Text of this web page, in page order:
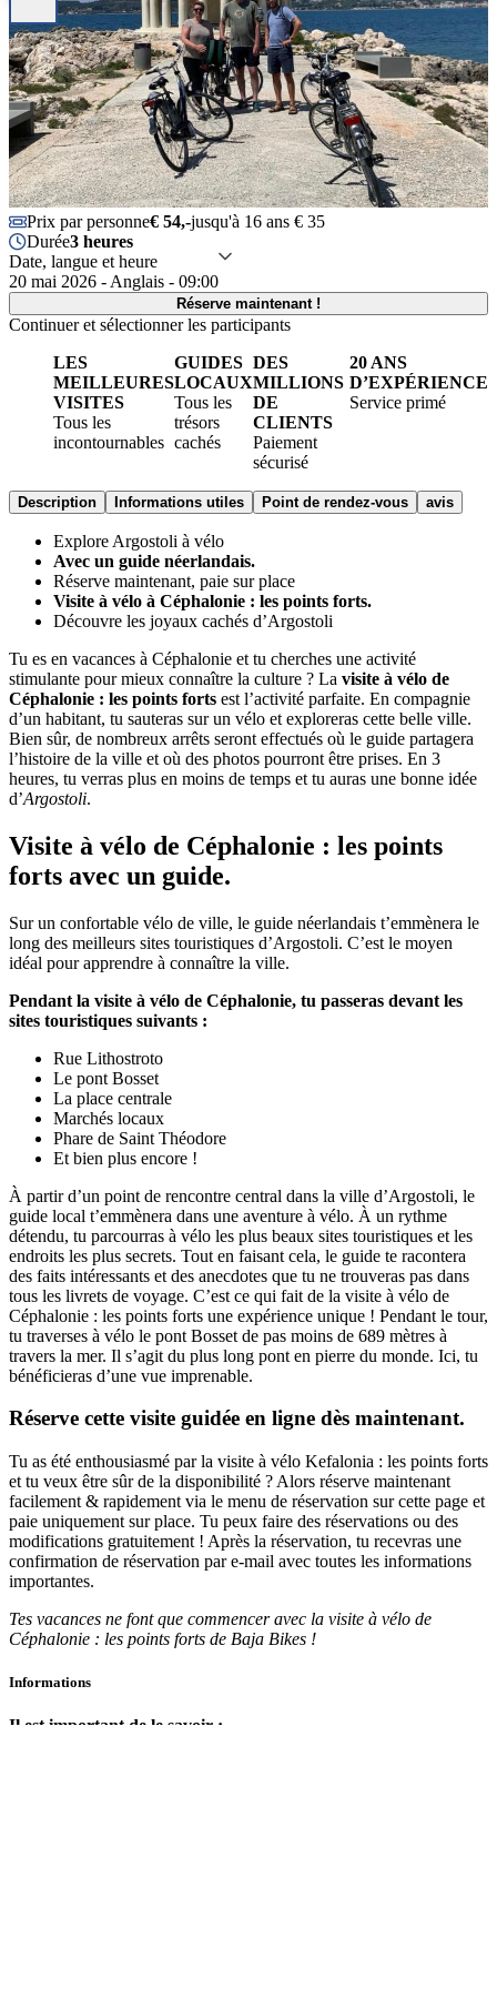
Prix par personne€ 54,-jusqu'à 16 ans € 35
Durée3 heures
Date, langue et heure
20 mai 2026 - Anglais - 09:00
Réserve maintenant !
Continuer et sélectionner les participants
LES
MEILLEURES
VISITES
Tous les
incontournables
GUIDES
LOCAUX
Tous les
trésors
cachés
DES
MILLIONS
DE
CLIENTS
Paiement
sécurisé
20 ANS
D’EXPÉRIENCE
Service primé
Description Informations utiles Point de rendez-vous avis
Explore Argostoli à vélo
Avec un guide néerlandais.
Réserve maintenant, paie sur place
Visite à vélo à Céphalonie : les points forts.
Découvre les joyaux cachés d’Argostoli
Tu es en vacances à Céphalonie et tu cherches une activité
stimulante pour mieux connaître la culture ? La visite à vélo de
Céphalonie : les points forts est l’activité parfaite. En compagnie
d’un habitant, tu sauteras sur un vélo et exploreras cette belle ville.
Bien sûr, de nombreux arrêts seront effectués où le guide partagera
l’histoire de la ville et où des photos pourront être prises. En 3
heures, tu verras plus en moins de temps et tu auras une bonne idée
d’Argostoli.
Visite à vélo de Céphalonie : les points
forts avec un guide.
Sur un confortable vélo de ville, le guide néerlandais t’emmènera le
long des meilleurs sites touristiques d’Argostoli. C’est le moyen
idéal pour apprendre à connaître la ville.
Pendant la visite à vélo de Céphalonie, tu passeras devant les
sites touristiques suivants :
Rue Lithostroto
Le pont Bosset
La place centrale
Marchés locaux
Phare de Saint Théodore
Et bien plus encore !
À partir d’un point de rencontre central dans la ville d’Argostoli, le
guide local t’emmènera dans une aventure à vélo. À un rythme
détendu, tu parcourras à vélo les plus beaux sites touristiques et les
endroits les plus secrets. Tout en faisant cela, le guide te racontera
des faits intéressants et des anecdotes que tu ne trouveras pas dans
tous les livrets de voyage. C’est ce qui fait de la visite à vélo de
Céphalonie : les points forts une expérience unique ! Pendant le tour,
tu traverses à vélo le pont Bosset de pas moins de 689 mètres à
travers la mer. Il s’agit du plus long pont en pierre du monde. Ici, tu
bénéficieras d’une vue imprenable.
Réserve cette visite guidée en ligne dès maintenant.
Tu as été enthousiasmé par la visite à vélo Kefalonia : les points forts
et tu veux être sûr de la disponibilité ? Alors réserve maintenant
facilement & rapidement via le menu de réservation sur cette page et
paie uniquement sur place. Tu peux faire des réservations ou des
modifications gratuitement ! Après la réservation, tu recevras une
confirmation de réservation par e-mail avec toutes les informations
importantes.
Tes vacances ne font que commencer avec la visite à vélo de
Céphalonie : les points forts de Baja Bikes !
Informations
Il est important de le savoir :